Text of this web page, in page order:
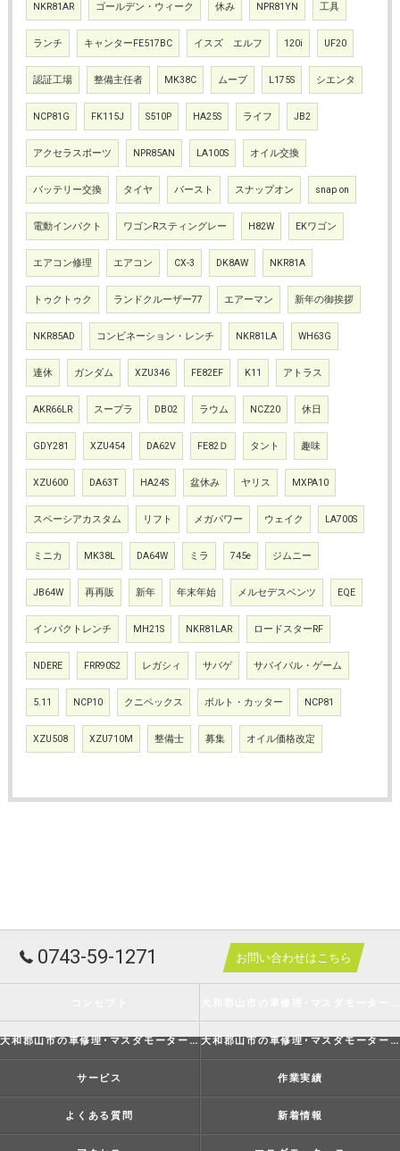
NKR81AR ゴールデン・ウィーク 休み NPR81YN 工具
ランチ キャンターFE517BC イスズ エルフ 120i UF20
認証工場 整備主任者 MK38C ムーブ L175S シエンタ
NCP81G FK115J S510P HA25S ライフ JB2
アクセラスポーツ NPR85AN LA100S オイル交換
バッテリー交換 タイヤ バースト スナップオン snap on
電動インパクト ワゴンRスティングレー H82W EKワゴン
エアコン修理 エアコン CX-3 DK8AW NKR81A
トゥクトゥク ランドクルーザー77 エアーマン 新年の御挨拶
NKR85AD コンビネーション・レンチ NKR81LA WH63G
連休 ガンダム XZU346 FE82EF K11 アトラス
AKR66LR スープラ DB02 ラウム NCZ20 休日
GDY281 XZU454 DA62V FE82Ｄ タント 趣味
XZU600 DA63T HA24S 盆休み ヤリス MXPA10
スペーシアカスタム リフト メガパワー ウェイク LA700S
ミニカ MK38L DA64W ミラ 745e ジムニー
JB64W 再再販 新年 年末年始 メルセデスベンツ EQE
インパクトレンチ MH21S NKR81LAR ロードスターRF
NDERE FRR90S2 レガシィ サバゲ サバイバル・ゲーム
5.11 NCP10 クニペックス ボルト・カッター NCP81
XZU508 XZU710M 整備士 募集 オイル価格改定
0743-59-1271 お問い合わせはこちら
大和郡山市の車修理･マスダモータースの評判 大和郡山市の車修理･マスダモータースのお客様の声
サービス 作業実績
よくある質問 新着情報